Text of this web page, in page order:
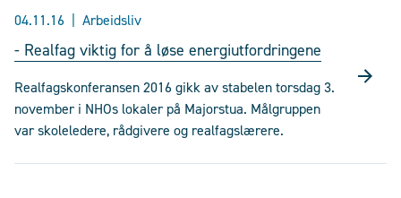
04.11.16 Arbeidsliv
- Realfag viktig for å løse energiutfordringene
Realfagskonferansen 2016 gikk av stabelen torsdag 3.
november i NHOs lokaler på Majorstua. Målgruppen
var skoleledere, rådgivere og realfagslærere.